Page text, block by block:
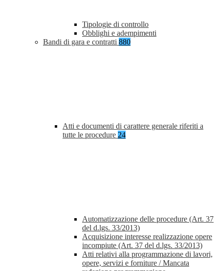
Tipologie di controllo
Obblighi e adempimenti
Bandi di gara e contratti 880
Atti e documenti di carattere generale riferiti a
tutte le procedure 24
Automatizzazione delle procedure (Art. 37
del d.lgs. 33/2013)
Acquisizione interesse realizzazione opere
incompiute (Art. 37 del d.lgs. 33/2013)
Atti relativi alla programmazione di lavori,
opere, servizi e forniture / Mancata